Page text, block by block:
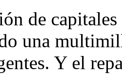
de
una
Y el